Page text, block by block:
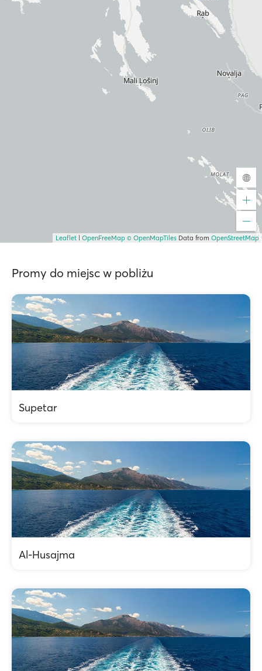
Leaflet OpenFreeMap © OpenMapTiles Data from OpenStreetMap
Promy do miejsc w pobliżu
Supetar
Al-Husajma